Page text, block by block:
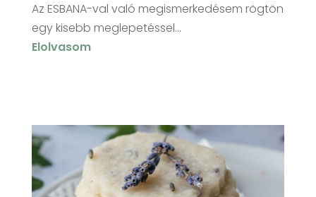
Az ESBANA-val való megismerkedésem rögtön
egy kisebb meglepetéssel...
Elolvasom